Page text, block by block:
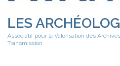
LES
Associatif pour la Valorisation des
Transmission.